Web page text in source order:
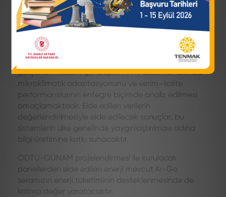
Mikroklimatik Adaptasyonu ve Verim - Kalite
Performanslarının Entegre Analizi” başlığı altında
yürütülecek proje ile, AV sistemler altında kendi çiftçi
koşullarımızda yetiştiriciliğin mümkün olduğunun
ortaya konulması temel amaçlardan bir tanesidir.
geliştirilen mutant genotiplerin, AV sistemler altında
mikroklimatik adaptasyonunu ve verim–kalite
performanslarının entegre biçimde analiz edilmesi
amaçlamaktadır. Elde edilen verilerin
değerlendirilmesiyle elde edilecek sonuçlar, bu
sistemlerin ülke genelinde yaygınlaştırılması adına
bilgi üretimine katkı sunacaktır.
ODTÜ-GÜNAM projelendirmesi ile kurulacak
panellerden elde edilen enerji mevcut Ar-Ge
seramızın enerji tüketiminin desteklenmesinde de
katma değer yaratacaktır.